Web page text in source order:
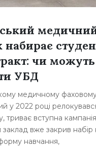
чи можуть
УБД
медичному
у 2022 році
триває вступна
вже закрив набір
навчання,